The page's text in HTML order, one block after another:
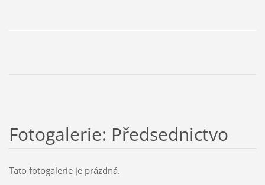
Fotogalerie: Předsednictvo
Tato fotogalerie je prázdná.